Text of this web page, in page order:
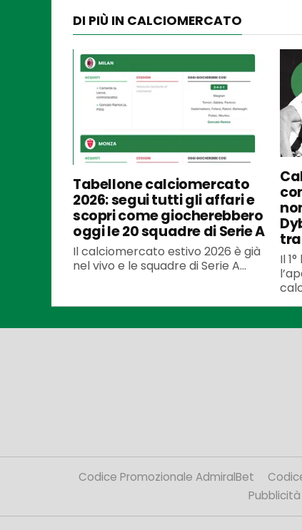
DI PIÙ IN CALCIOMERCATO
Tabellone calciomercato
2026: segui tutti gli affari e
scopri come giocherebbero
oggi le 20 squadre di Serie A
Il calciomercato estivo 2026 è già
nel vivo e le squadre di Serie A...
Il
Codice Promozionale AdmiralBet